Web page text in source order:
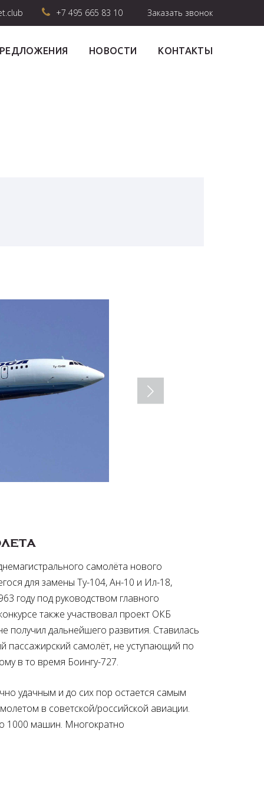
+7 495 665 83 10 Заказать звонок
НОВОСТИ КОНТАКТЫ
самолёта нового
для замены Ту-104, Ан-10 и Ил-18,
году под руководством главного
также участвовал проект ОКБ
дальнейшего развития. Ставилась
пассажирский самолёт, не уступающий по
в то время Боингу-727.
удачным и до сих пор остается самым
в советской/российской авиации.
1000 машин. Многократно